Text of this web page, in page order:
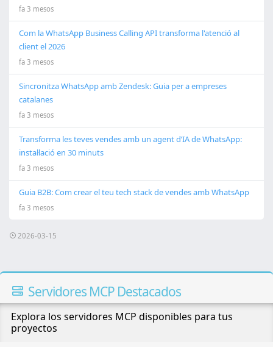
fa 3 mesos
Com la WhatsApp Business Calling API transforma l'atenció al
client el 2026
fa 3 mesos
Sincronitza WhatsApp amb Zendesk: Guia per a empreses
catalanes
fa 3 mesos
Transforma les teves vendes amb un agent d’IA de WhatsApp:
instal·lació en 30 minuts
fa 3 mesos
Guia B2B: Com crear el teu tech stack de vendes amb WhatsApp
fa 3 mesos
2026-03-15
Servidores MCP Destacados
Explora los servidores MCP disponibles para tus
proyectos